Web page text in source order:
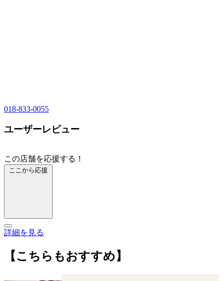
018-833-0055
ユーザーレビュー
この店舗を応援する！
ここから応援
詳細を見る
【こちらもおすすめ】